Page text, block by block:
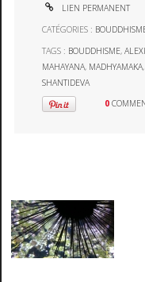
LIEN PERMANENT
CATÉGORIES :
TAGS : BOUDDHISME,
MAHAYANA, MADHYAMAKA
SHANTIDEVA
0